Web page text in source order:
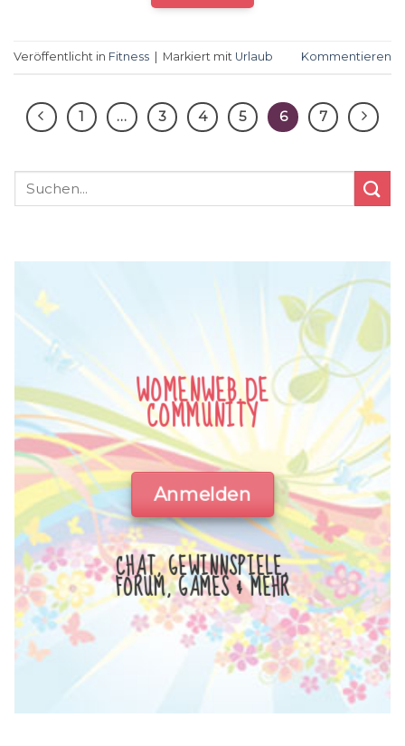
Veröffentlicht in Fitness Markiert mit Urlaub Kommentieren
1 … 3 4 5 6 7
WOMENWEB.DE
COMMUNITY
Anmelden
CHAT, GEWINNSPIELE,
FORUM, GAMES & MEHR